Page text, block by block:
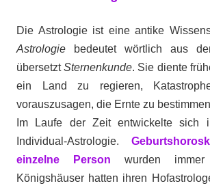
Die Astrologie ist eine antike
Astrologie bedeutet wörtlich aus
übersetztSternenkunde. Sie diente
ein Land zu regieren,
vorauszusagen, die Ernte zu
Im Laufe der Zeit entwickelte sich
Individual-Astrologie.
einzelne Person wurden
Königshäuser hatten ihren